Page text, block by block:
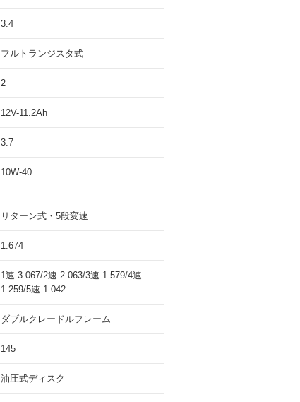
3.4
フルトランジスタ式
2
12V-11.2Ah
3.7
10W-40
リターン式・5段変速
1.674
1速 3.067/2速 2.063/3速 1.579/4速
1.259/5速 1.042
ダブルクレードルフレーム
145
油圧式ディスク